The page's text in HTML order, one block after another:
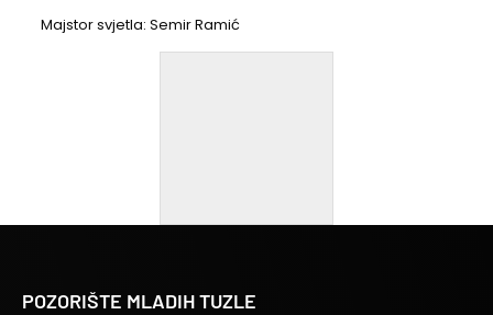
Majstor svjetla: Semir Ramić
POZORIŠTE MLADIH TUZLE